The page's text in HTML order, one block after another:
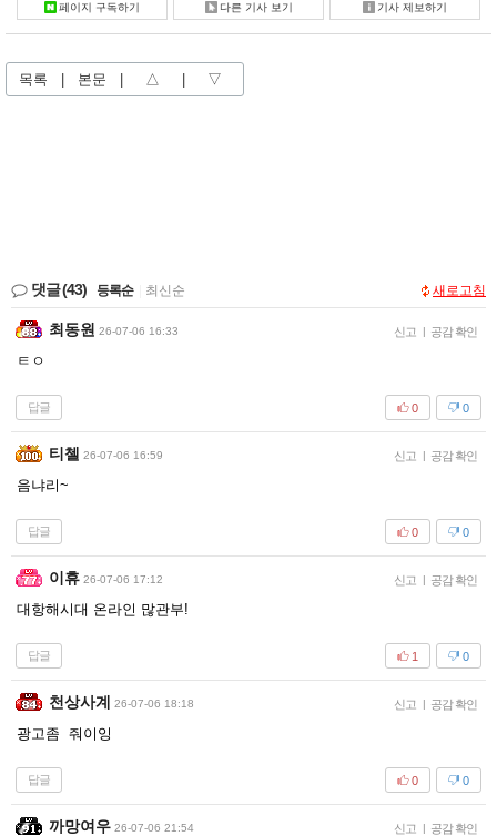
페이지 구독하기 다른 기사 보기 기사 제보하기
목록 본문 △ ▽
댓글(43) 등록순 최신순 새로고침
최동원 26-07-06 16:33 신고 | 공감 확인
ㅌㅇ
답글 0
0
티첼 26-07-06 16:59 신고 | 공감 확인
음냐리~
답글 0
0
이휴 26-07-06 17:12 신고 | 공감 확인
대항해시대 온라인 많관부!
답글 0
1
천상사계 26-07-06 18:18 신고 | 공감 확인
광고좀 줘이잉
답글 0
0
까망여우 26-07-06 21:54 신고 | 공감 확인